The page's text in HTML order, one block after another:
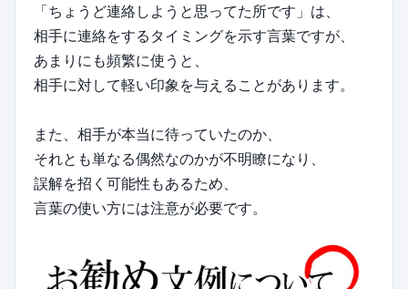
「ちょうど連絡しようと思ってた所です」は、
相手に連絡をするタイミングを示す言葉ですが、
あまりにも頻繁に使うと、
相手に対して軽い印象を与えることがあります。
また、相手が本当に待っていたのか、
それとも単なる偶然なのかが不明瞭になり、
誤解を招く可能性もあるため、
言葉の使い方には注意が必要です。